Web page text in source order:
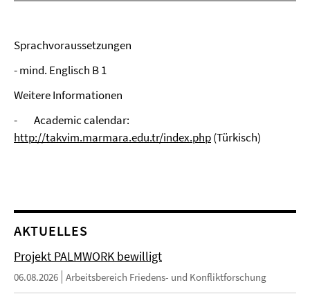
Sprachvoraussetzungen
- mind. Englisch B 1
Weitere Informationen
-
Academic calendar:
http://takvim.marmara.edu.tr/index.php(Türkisch)
AKTUELLES
Projekt PALMWORK bewilligt
06.08.2026 Arbeitsbereich Friedens- und Konfliktforschung